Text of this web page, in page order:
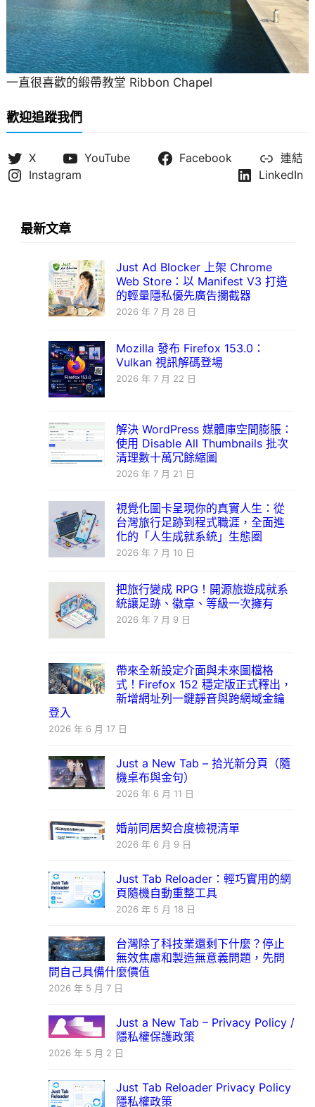
一直很喜歡的緞帶教堂 Ribbon Chapel
歡迎追蹤我們
X YouTube Facebook
連結
Instagram
LinkedIn
最新文章
Just Ad Blocker 上架 Chrome
Web Store：以 Manifest V3 打造
的輕量隱私優先廣告攔截器
2026 年 7 月 28 日
Mozilla 發布 Firefox 153.0：
Vulkan 視訊解碼登場
2026 年 7 月 22 日
解決 WordPress 媒體庫空間膨脹：
使用 Disable All Thumbnails 批次
清理數十萬冗餘縮圖
2026 年 7 月 21 日
視覺化圖卡呈現你的真實人生：從
台灣旅行足跡到程式職涯，全面進
化的「人生成就系統」生態圈
2026 年 7 月 10 日
把旅行變成 RPG！開源旅遊成就系
統讓足跡、徽章、等級一次擁有
2026 年 7 月 9 日
帶來全新設定介面與未來圖檔格
式！Firefox 152 穩定版正式釋出，
新增網址列一鍵靜音與跨網域金鑰
登入
2026 年 6 月 17 日
Just a New Tab – 拾光新分頁（隨
機桌布與金句）
2026 年 6 月 11 日
婚前同居契合度檢視清單
2026 年 6 月 9 日
Just Tab Reloader：輕巧實用的網
頁隨機自動重整工具
2026 年 5 月 18 日
台灣除了科技業還剩下什麼？停止
無效焦慮和製造無意義問題，先問
問自己具備什麼價值
2026 年 5 月 7 日
Just a New Tab – Privacy Policy /
隱私權保護政策
2026 年 5 月 2 日
Just Tab Reloader Privacy Policy
隱私權政策